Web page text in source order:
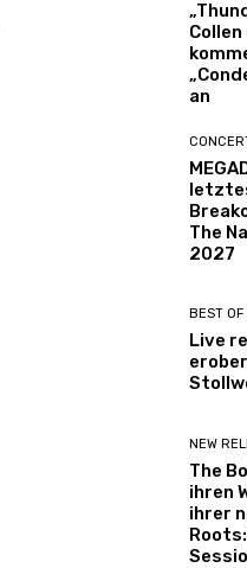
an
The
2027
BEST
Live
NEW
The
ihren
ihrer